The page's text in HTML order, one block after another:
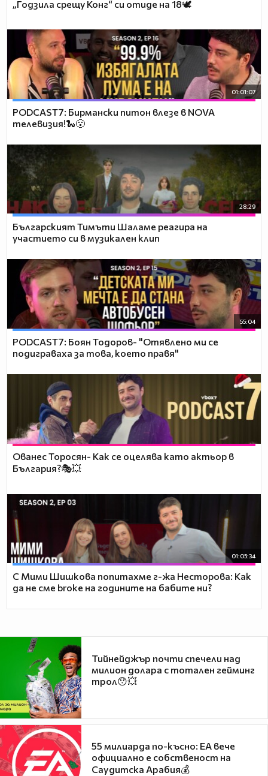
„Годзила срещу Конг“ си отиде на 18🕊️
01:01:07
PODCAST7: Бирмански питон влезе в NOVA
телевизия!🐍😮
28:29
Българският Тимъти Шаламе реагира на
участието си в музикален клип
55:04
PODCAST7: ‪Боян Тодоров- "Отявлено ми се
подиграваха за това, което правя"
Ованес Торосян- Как се оцелява като актьор в
България?🎭💥
01:05:34
С Мими Шишкова попитахме г-жа Несторова: Как
да не сме broke на годините на бабите ни?
Тийнейджър почти спечели над
милион долара с тотален гейминг
трол😯💥
55 милиарда по-късно: EA вече
официално е собственост на
Саудитска Арабия💰